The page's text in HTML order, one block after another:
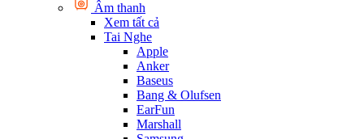
Âm thanh
Xem tất cả
Tai Nghe
Apple
Anker
Baseus
Bang & Olufsen
EarFun
Marshall